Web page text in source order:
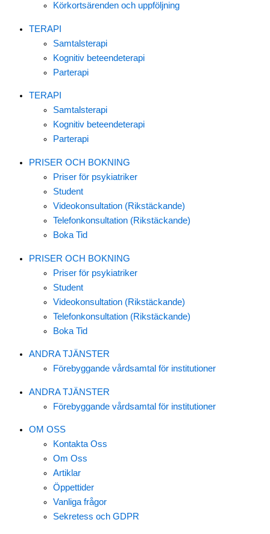
Körkortsärenden och uppföljning
TERAPI
Samtalsterapi
Kognitiv beteendeterapi
Parterapi
TERAPI
Samtalsterapi
Kognitiv beteendeterapi
Parterapi
PRISER OCH BOKNING
Priser för psykiatriker
Student
Videokonsultation (Rikstäckande)
Telefonkonsultation (Rikstäckande)
Boka Tid
PRISER OCH BOKNING
Priser för psykiatriker
Student
Videokonsultation (Rikstäckande)
Telefonkonsultation (Rikstäckande)
Boka Tid
ANDRA TJÄNSTER
Förebyggande vårdsamtal för institutioner
ANDRA TJÄNSTER
Förebyggande vårdsamtal för institutioner
OM OSS
Kontakta Oss
Om Oss
Artiklar
Öppettider
Vanliga frågor
Sekretess och GDPR